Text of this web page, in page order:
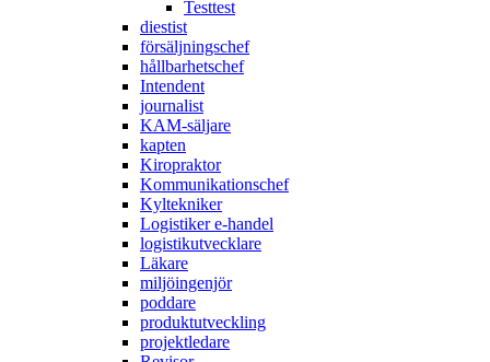
Testtest
diestist
försäljningschef
hållbarhetschef
Intendent
journalist
KAM-säljare
kapten
Kiropraktor
Kommunikationschef
Kyltekniker
Logistiker e-handel
logistikutvecklare
Läkare
miljöingenjör
poddare
produktutveckling
projektledare